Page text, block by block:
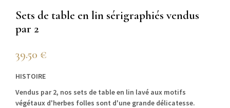
Sets de table en lin sérigraphiés vendus
par 2
39.50 €
HISTOIRE
Vendus par 2, nos sets de table en lin lavé aux motifs
végétaux d'herbes folles sont d'une grande délicatesse.